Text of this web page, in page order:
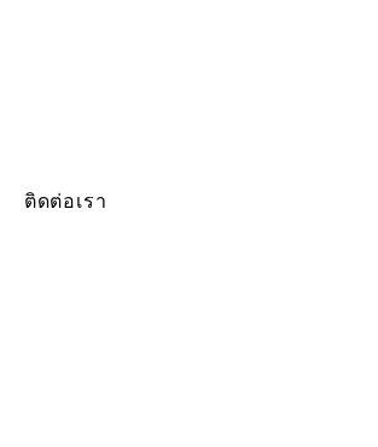
ติดต่อเรา